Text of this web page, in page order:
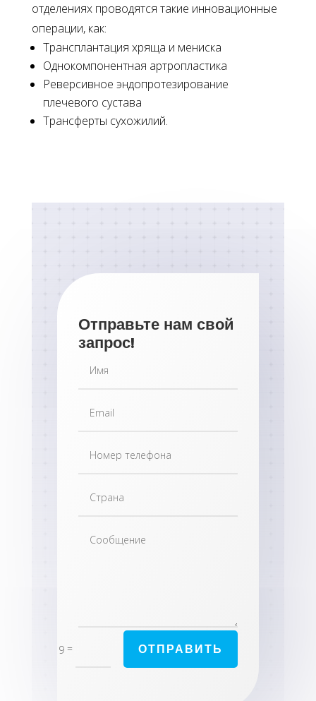
отделениях проводятся такие инновационные
операции, как:
Трансплантация хряща и мениска
Однокомпонентная артропластика
Реверсивное эндопротезирование
плечевого сустава
Трансферты сухожилий.
Отправьте нам свой
запрос!
3 + 9 = ОТПРАВИТЬ